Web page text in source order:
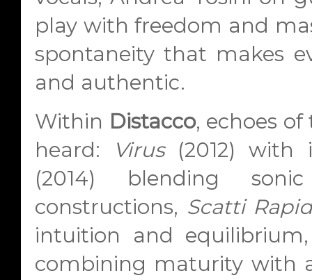
play with freedom and
spontaneity that makes
and authentic.
Within Distacco, echoes
heard:
Virus(2012) with
(2014) blending
constructions, Scatti
intuition and
combining maturity with